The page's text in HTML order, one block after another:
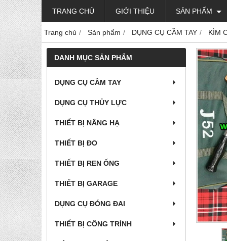
TRANG CHỦ GIỚI THIỆU SẢN PHẨM
Trang chủ Sản phẩm DỤNG CỤ CẦM TAY KÌM
DANH MỤC SẢN PHẨM
DỤNG CỤ CẦM TAY
DỤNG CỤ THỦY LỰC
THIẾT BỊ NÂNG HẠ
THIẾT BỊ ĐO
THIẾT BỊ REN ỐNG
THIẾT BỊ GARAGE
DỤNG CỤ ĐÓNG ĐAI
THIẾT BỊ CÔNG TRÌNH